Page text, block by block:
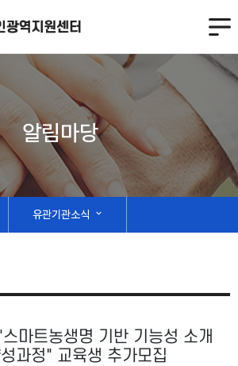
알림마당
유관기관소식 expand_more
마트농생명 기반 기능성 소개
과정" 교육생 추가모집